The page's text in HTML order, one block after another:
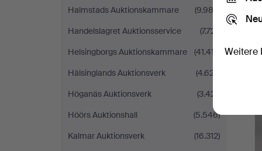
Halmstads Auktionskammare
(9.983)
Handelslagret Auktionsservice
(7.721)
Helsingborgs Auktionskammare
(41.417)
Hälsinglands Auktionsverk
(4.627)
Höganäs Auktionsverk
(3.421)
Höörs Auktionshall
(5.546)
Kalmar Auktionsverk
(16.312)
Weitere